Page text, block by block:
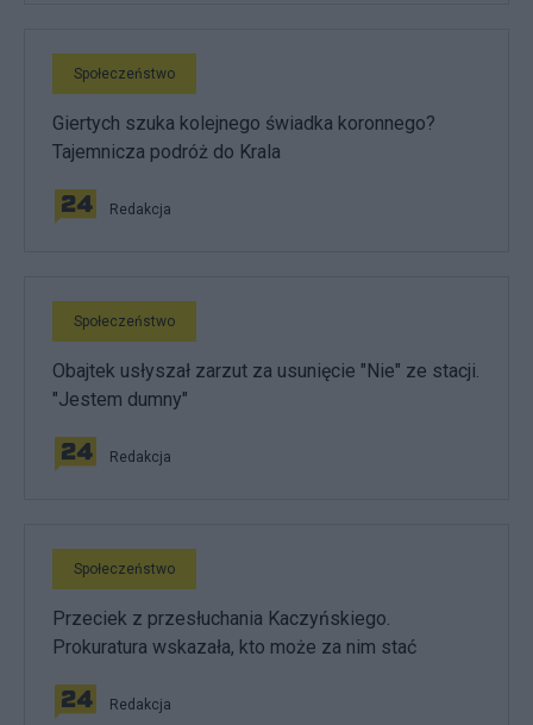
Społeczeństwo
Giertych szuka kolejnego świadka koronnego?
Tajemnicza podróż do Krala
Redakcja
Społeczeństwo
Obajtek usłyszał zarzut za usunięcie "Nie" ze stacji.
"Jestem dumny"
Redakcja
Społeczeństwo
Przeciek z przesłuchania Kaczyńskiego.
Prokuratura wskazała, kto może za nim stać
Redakcja